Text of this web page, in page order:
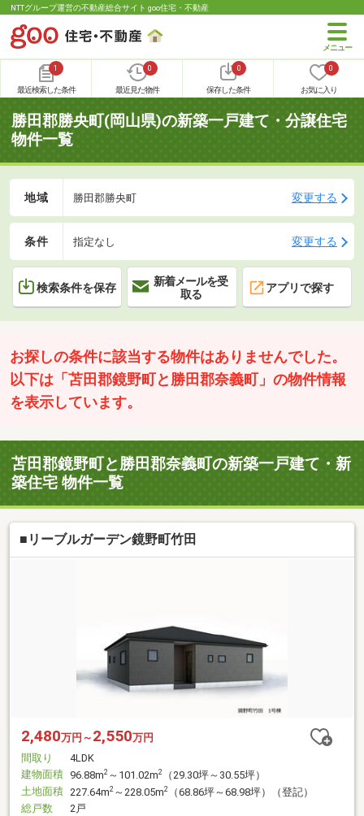
NTTグループ運営の不動産総合サイト goo住宅・不動産
1
最近検索した条件
0
最近見た物件
0
保存した条件
0
お気に入り
勝田郡勝央町(岡山県)の新築一戸建て・分譲住宅
物件一覧
地域 勝田郡勝央町 変更する
条件 指定なし 変更する
検索条件を保存
新着メールを受
取る
アプリで探す
お探しの条件に該当する物件はありませんでした。
以下は「苫田郡鏡野町と勝田郡奈義町」の物件情報
を表示しています。
苫田郡鏡野町と勝田郡奈義町の新築一戸建て・新
築住宅 物件一覧
■リーブルガーデン鏡野町竹田
2,480万円～ 2,550万円
間取り
4LDK
建物面積 96.88m2 ～101.02m2
（29.30坪～30.55坪）
土地面積 227.64m2 ～228.05m2
（68.86坪～68.98坪）（登記）
総戸数
2戸